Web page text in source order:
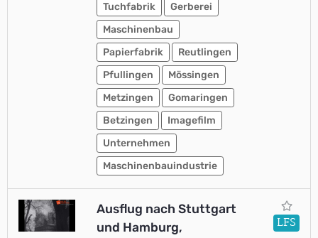
Tuchfabrik
Gerberei
Maschinenbau
Papierfabrik
Reutlingen
Pfullingen
Mössingen
Metzingen
Gomaringen
Betzingen
Imagefilm
Unternehmen
Maschinenbauindustrie
Ausflug nach Stuttgart
und Hamburg,
LFS